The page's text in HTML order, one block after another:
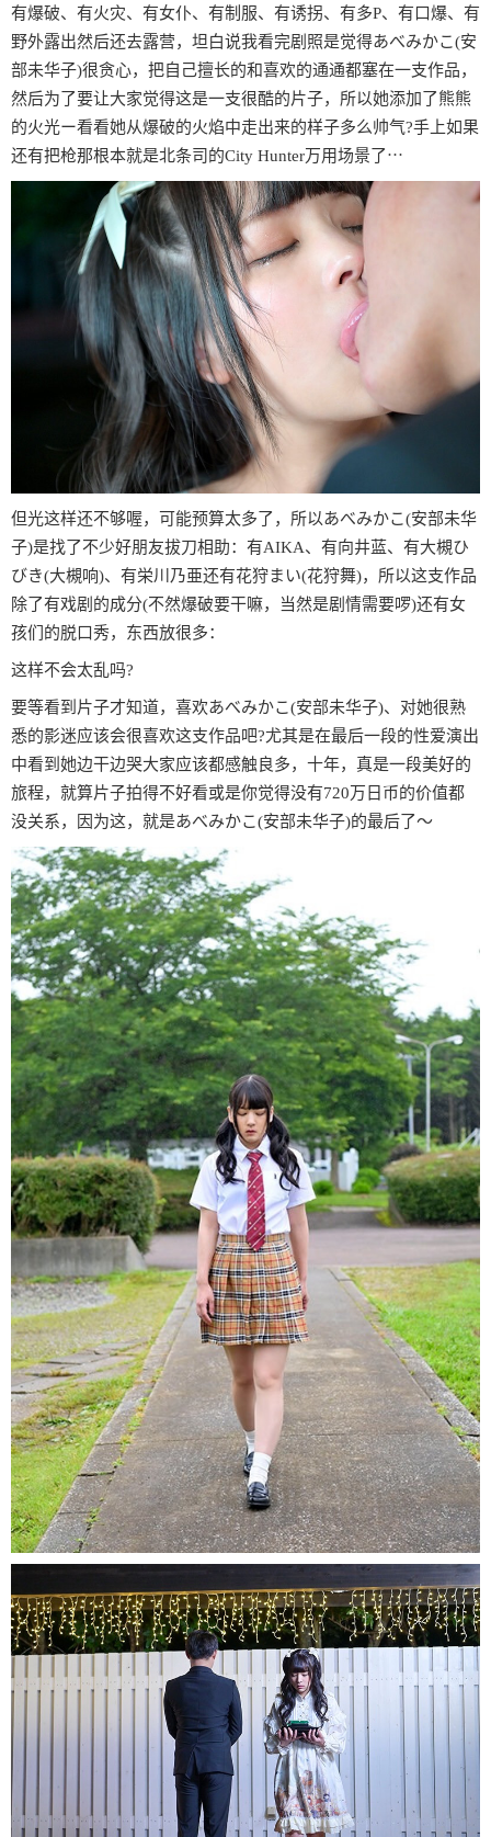
有爆破、有火灾、有女仆、有制服、有诱拐、有多P、有口爆、有
野外露出然后还去露营，坦白说我看完剧照是觉得あべみかこ(安
部未华子)很贪心，把自己擅长的和喜欢的通通都塞在一支作品，
然后为了要让大家觉得这是一支很酷的片子，所以她添加了熊熊
的火光ー看看她从爆破的火焰中走出来的样子多么帅气?手上如果
还有把枪那根本就是北条司的City Hunter万用场景了⋯
但光这样还不够喔，可能预算太多了，所以あべみかこ(安部未华
子)是找了不少好朋友拔刀相助：有AIKA、有向井蓝、有大槻ひ
びき(大槻响)、有栄川乃亜还有花狩まい(花狩舞)，所以这支作品
除了有戏剧的成分(不然爆破要干嘛，当然是剧情需要啰)还有女
孩们的脱口秀，东西放很多：
这样不会太乱吗?
要等看到片子才知道，喜欢あべみかこ(安部未华子)、对她很熟
悉的影迷应该会很喜欢这支作品吧?尤其是在最后一段的性爱演出
中看到她边干边哭大家应该都感触良多，十年，真是一段美好的
旅程，就算片子拍得不好看或是你觉得没有720万日币的价值都
没关系，因为这，就是あべみかこ(安部未华子)的最后了〜